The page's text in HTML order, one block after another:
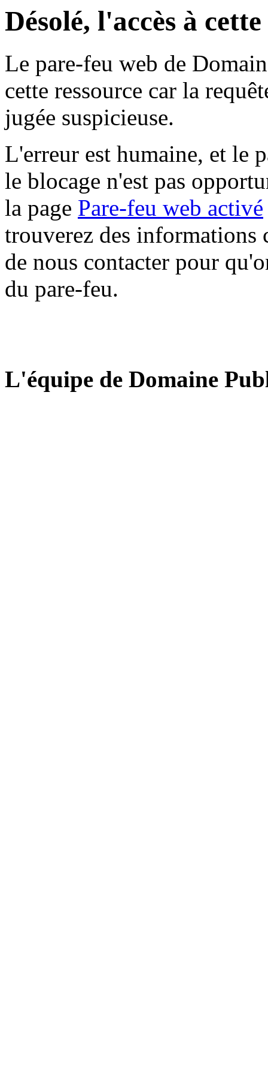
Désolé, l'accès à
Le pare-feu web de
cette ressource car la
jugée suspicieuse.
L'erreur est humaine, et le
le blocage n'est pas
la page Pare-feu web activé
trouverez des informations
de nous contacter pour
du pare-feu.
L'équipe de Domaine